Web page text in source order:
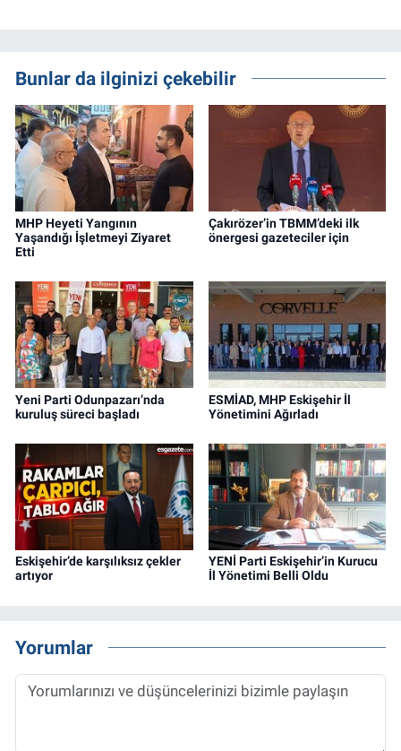
Bunlar da ilginizi çekebilir
MHP Heyeti Yangının
Yaşandığı İşletmeyi Ziyaret
Etti
Çakırözer’in TBMM’deki ilk
önergesi gazeteciler için
Yeni Parti Odunpazarı’nda
kuruluş süreci başladı
ESMİAD, MHP Eskişehir İl
Yönetimini Ağırladı
Eskişehir’de karşılıksız çekler
artıyor
YENİ Parti Eskişehir’in Kurucu
İl Yönetimi Belli Oldu
Yorumlar